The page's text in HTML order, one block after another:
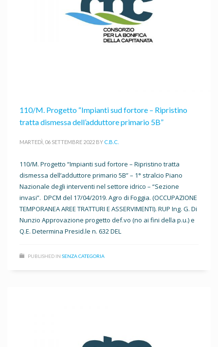
110/M. Progetto “Impianti sud fortore – Ripristino
tratta dismessa dell’adduttore primario 5B”
MARTEDÌ, 06 SETTEMBRE 2022 BY C.B.C.
110/M. Progetto “Impianti sud fortore – Ripristino tratta
dismessa dell’adduttore primario 5B” – 1° stralcio Piano
Nazionale degli interventi nel settore idrico – “Sezione
invasi”. DPCM del 17/04/2019. Agro di Foggia. (OCCUPAZIONE
TEMPORANEA AREE TRATTURI E ASSERVIMENTI). RUP Ing. G. Di
Nunzio Approvazione progetto def.vo (no ai fini della p.u.) e
Q.E. Determina Presid.le n. 632 DEL
PUBLISHED IN SENZA CATEGORIA